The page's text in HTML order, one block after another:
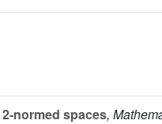
normed spaces,